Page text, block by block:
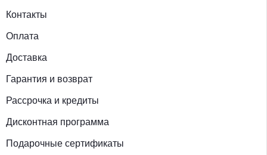
Контакты
Оплата
Доставка
Гарантия и возврат
Рассрочка и кредиты
Дисконтная программа
Подарочные сертификаты